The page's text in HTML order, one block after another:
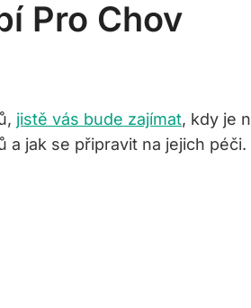
Pro Chov
jistě vás bude zajímat, kdy je
jak se připravit na jejich